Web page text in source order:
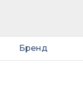
Бренд